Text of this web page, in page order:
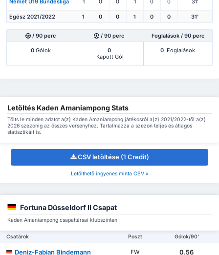
Egész 2021/2022 1 0 0 1 0 0 31'
/ 90 perc / 90 perc Foglalások / 90 perc
0Gólok
0
Kapott Gól
0 Foglalások
Letöltés Kaden Amaniampong Stats
Tölts le minden adatot a(z) Kaden Amaniampong játékosról a(z) 2021/2022-től a(z)
2026 szezonig az összes versenyhez. Tartalmazza a szezon teljes és átlagos
statisztikáit is.
CSV letöltése (1 Credit)
Letölthető ingyenes minta CSV »
Fortuna Düsseldorf II Csapat
Kaden Amaniampong csapattársai klubszinten
Csatárok Poszt Gólok/90'
Deniz-Fabian Bindemann FW
0.56